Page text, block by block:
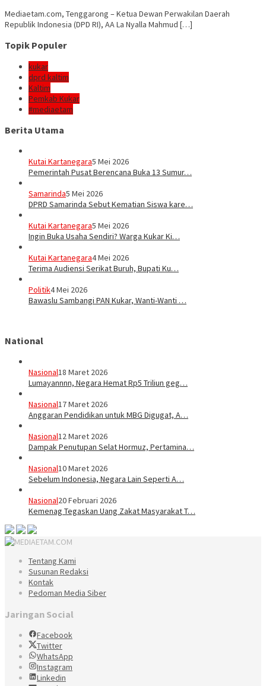
Mediaetam.com, Tenggarong – Ketua Dewan Perwakilan Daerah
Republik Indonesia (DPD RI), AA La Nyalla Mahmud […]
Topik Populer
kukar
dprd kaltim
Kaltim
Pemkab Kukar
#mediaetam
Berita Utama
Kutai Kartanegara5 Mei 2026
Pemerintah Pusat Berencana Buka 13 Sumur…
Samarinda5 Mei 2026
DPRD Samarinda Sebut Kematian Siswa kare…
Kutai Kartanegara5 Mei 2026
Ingin Buka Usaha Sendiri? Warga Kukar Ki…
Kutai Kartanegara4 Mei 2026
Terima Audiensi Serikat Buruh, Bupati Ku…
Politik4 Mei 2026
Bawaslu Sambangi PAN Kukar, Wanti-Wanti …
National
Nasional18 Maret 2026
Lumayannnn, Negara Hemat Rp5 Triliun geg…
Nasional17 Maret 2026
Anggaran Pendidikan untuk MBG Digugat, A…
Nasional12 Maret 2026
Dampak Penutupan Selat Hormuz, Pertamina…
Nasional10 Maret 2026
Sebelum Indonesia, Negara Lain Seperti A…
Nasional20 Februari 2026
Kemenag Tegaskan Uang Zakat Masyarakat T…
Tentang Kami
Susunan Redaksi
Kontak
Pedoman Media Siber
Jaringan Social
Facebook
Twitter
WhatsApp
Instagram
Linkedin